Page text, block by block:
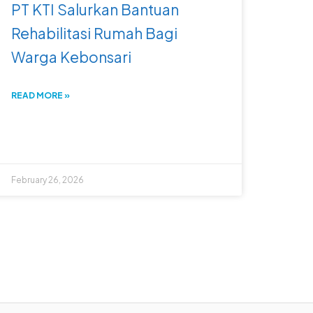
PT KTI Salurkan Bantuan
Rehabilitasi Rumah Bagi
Warga Kebonsari
READ MORE »
February 26, 2026